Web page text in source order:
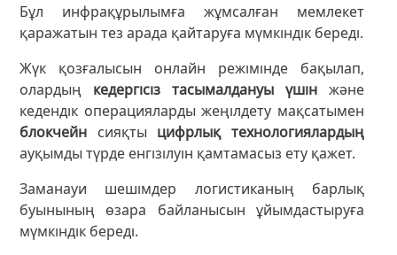
Бұл инфрақұрылымға жұмсалған мемлекет
қаражатын тез арада қайтаруға мүмкіндік береді.
Жүк қозғалысын онлайн режімінде бақылап,
олардың кедергісіз тасымалдануы үшінжәне
кедендік операцияларды жеңілдету мақсатымен
блокчейн сияқты цифрлық технологиялардың
ауқымды түрде енгізілуін қамтамасыз ету қажет.
Заманауи шешімдер логистиканың барлық
буынының өзара байланысын ұйымдастыруға
мүмкіндік береді.